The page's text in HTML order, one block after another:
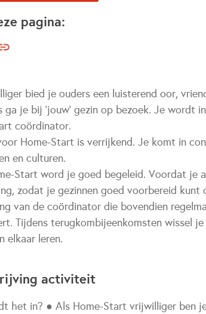
pagina:
bied je ouders een luisterend oor,
ga je bij ‘jouw’ gezin op bezoek. Je wordt
coördinator.
Home-Start is verrijkend. Je komt in
en culturen.
Start word je goed begeleid. Voordat je
zodat je gezinnen goed voorbereid
van de coördinator die bovendien
Tijdens terugkombijeenkomsten wissel
elkaar leren.
activiteit
het in? ● Als Home-Start vrijwilliger ben